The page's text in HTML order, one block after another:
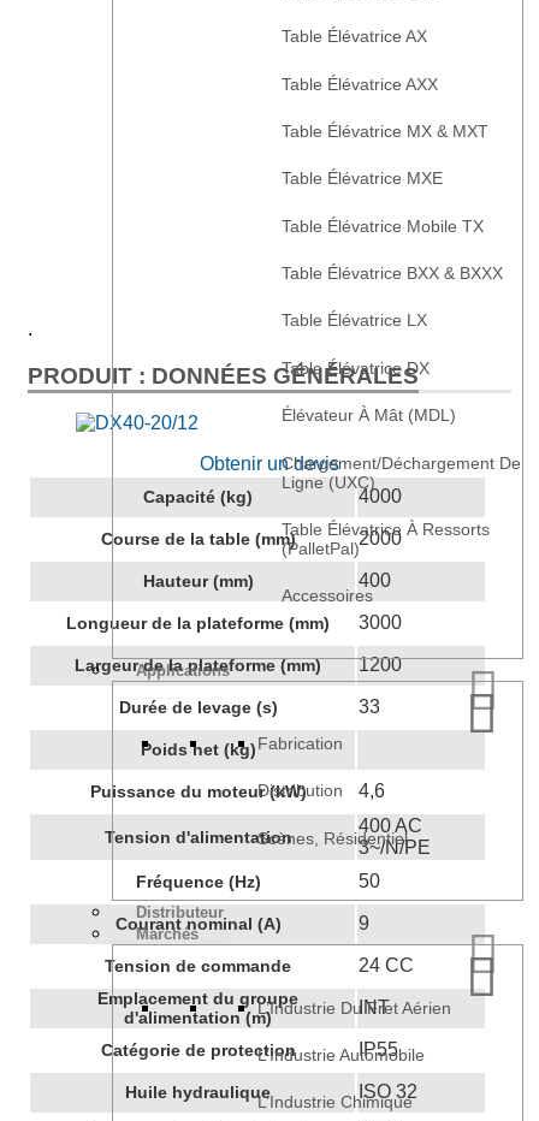
Table Élévatrice AX
Table Élévatrice AXX
Table Élévatrice MX & MXT
Table Élévatrice MXE
Table Élévatrice Mobile TX
Table Élévatrice BXX & BXXX
Table Élévatrice LX
Table Élévatrice DX
Élévateur À Mât (MDL)
Chargement/déchargement De
Ligne (UXC)
Table Élévatrice À Ressorts
(PalletPal)
Accessoires
Applications
Fabrication
Distribution
Scènes, Résidentiel
Distributeur
Marchés
L’Industrie Du Fret Aérien
L’Industrie Automobile
L’Industrie Chimique
.
PRODUIT : DONNÉES GÉNÉRALES
Obtenir un devis
Capacité (kg) 4000
Course de la table (mm) 2000
Hauteur (mm) 400
Longueur de la plateforme (mm) 3000
Largeur de la plateforme (mm) 1200
Durée de levage (s) 33
Poids net (kg)
Puissance du moteur (kW) 4,6
Tension d'alimentation
400 AC
3~/N/PE
Fréquence (Hz) 50
Courant nominal (A) 9
Tension de commande 24 CC
Emplacement du groupe
d'alimentation (m)
INT
Catégorie de protection IP55
Huile hydraulique ISO 32